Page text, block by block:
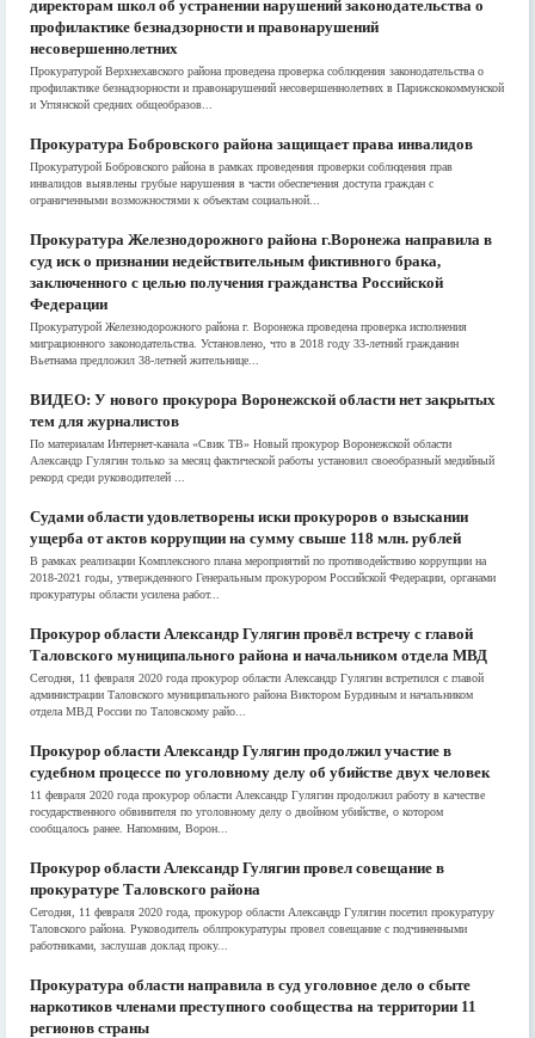
директорам школ об устранении нарушений законодательства о
профилактике безнадзорности и правонарушений
несовершеннолетних
Прокуратурой Верхнехавского района проведена проверка соблюдения законодательства о
профилактике безнадзорности и правонарушений несовершеннолетних в Парижскокоммунской
и Углянской средних общеобразов...
Прокуратура Бобровского района защищает права инвалидов
Прокуратурой Бобровского района в рамках проведения проверки соблюдения прав
инвалидов выявлены грубые нарушения в части обеспечения доступа граждан с
ограниченными возможностями к объектам социальной...
Прокуратура Железнодорожного района г.Воронежа направила в
суд иск о признании недействительным фиктивного брака,
заключенного с целью получения гражданства Российской
Федерации
Прокуратурой Железнодорожного района г. Воронежа проведена проверка исполнения
миграционного законодательства. Установлено, что в 2018 году 33-летний гражданин
Вьетнама предложил 38-летней жительнице...
ВИДЕО: У нового прокурора Воронежской области нет закрытых
тем для журналистов
По материалам Интернет-канала «Свик ТВ» Новый прокурор Воронежской области
Александр Гулягин только за месяц фактической работы установил своеобразный медийный
рекорд среди руководителей ...
Судами области удовлетворены иски прокуроров о взыскании
ущерба от актов коррупции на сумму свыше 118 млн. рублей
В рамках реализации Комплексного плана мероприятий по противодействию коррупции на
2018-2021 годы, утвержденного Генеральным прокурором Российской Федерации, органами
прокуратуры области усилена работ...
Прокурор области Александр Гулягин провёл встречу с главой
Таловского муниципального района и начальником отдела МВД
Сегодня, 11 февраля 2020 года прокурор области Александр Гулягин встретился с главой
администрации Таловского муниципального района Виктором Бурдиным и начальником
отдела МВД России по Таловскому райо...
Прокурор области Александр Гулягин продолжил участие в
судебном процессе по уголовному делу об убийстве двух человек
11 февраля 2020 года прокурор области Александр Гулягин продолжил работу в качестве
государственного обвинителя по уголовному делу о двойном убийстве, о котором
сообщалось ранее. Напомним, Ворон...
Прокурор области Александр Гулягин провел совещание в
прокуратуре Таловского района
Сегодня, 11 февраля 2020 года, прокурор области Александр Гулягин посетил прокуратуру
Таловского района. Руководитель облпрокуратуры провел совещание с подчиненными
работниками, заслушав доклад проку...
Прокуратура области направила в суд уголовное дело о сбыте
наркотиков членами преступного сообщества на территории 11
регионов страны